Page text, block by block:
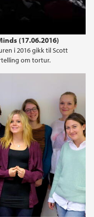
(17.06.2016)
i 2016 gikk til Scott
om tortur.